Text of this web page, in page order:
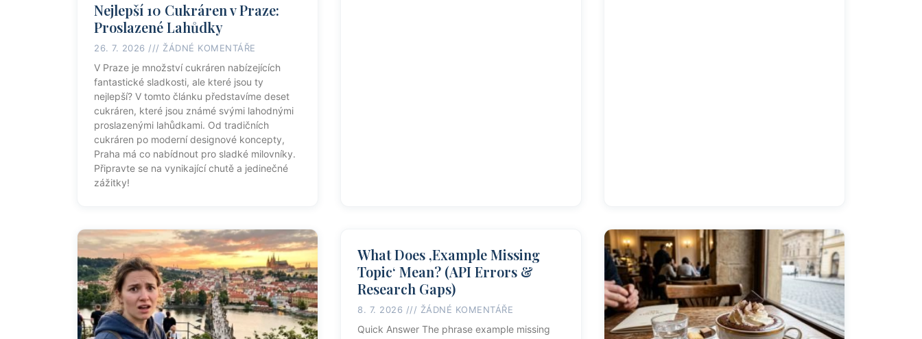
Nejlepší 10 Cukráren v Praze:
Proslazené Lahůdky
26. 7. 2026 ŽÁDNÉ KOMENTÁŘE
V Praze je množství cukráren nabízejících
fantastické sladkosti, ale které jsou ty
nejlepší? V tomto článku představíme deset
cukráren, které jsou známé svými lahodnými
proslazenými lahůdkami. Od tradičních
cukráren po moderní designové koncepty,
Praha má co nabídnout pro sladké milovníky.
Připravte se na vynikající chutě a jedinečné
zážitky!
What Does ‚Example Missing
Topic‘ Mean? (API Errors &
Research Gaps)
8. 7. 2026 ŽÁDNÉ KOMENTÁŘE
Quick Answer The phrase example missing